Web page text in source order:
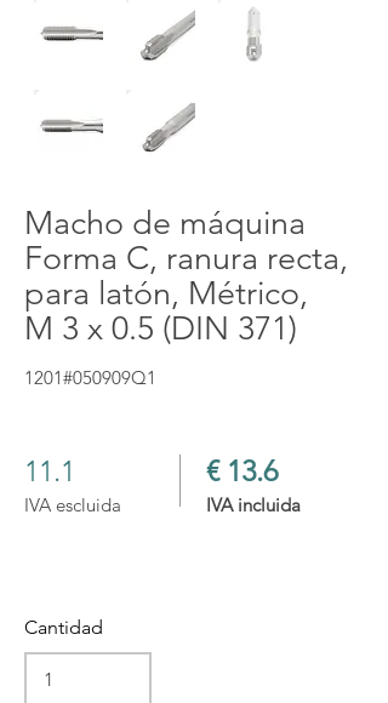
Macho de máquina
Forma C, ranura recta,
para latón, Métrico,
M 3 x 0.5 (DIN 371)
1201#050909Q1
11.1
IVA escluida
€ 13.6
IVA incluida
Cantidad